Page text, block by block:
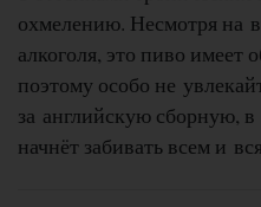
охмелению. Несмотря на
алкоголя, это пиво имеет
поэтому особо не
за английскую сборную, в
начнёт забивать всем и